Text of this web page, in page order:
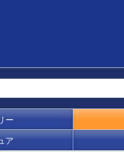
ー
ア